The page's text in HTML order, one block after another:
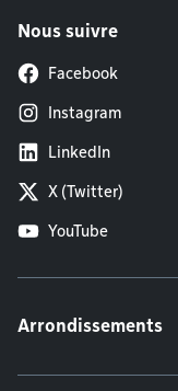
Nous suivre
Facebook
Instagram
LinkedIn
X (Twitter)
YouTube
Arrondissements